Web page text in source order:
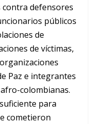
defensores
públicos
de
de víctimas,
Paz e integrantes
colombianas.
para
cometieron